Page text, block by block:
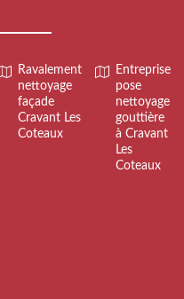
Ravalement
nettoyage
façade
Cravant Les
Coteaux
Entreprise
pose
nettoyage
gouttière
à Cravant
Les
Coteaux